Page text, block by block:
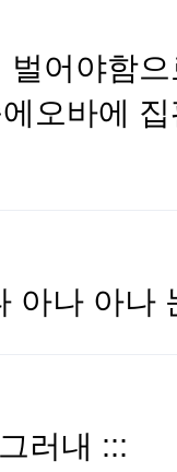
벌어야함
오바에
아나 아나
러내 :::